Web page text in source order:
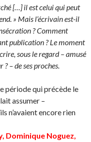
[…] il est celuiqui peut
» Mais l’écrivain est-il
? Comment
publication ? Le moment
sous le regard – amusé
?– de ses proches.
période qui précède le
assumer –
n’avaient encore rien
Dominique Noguez,